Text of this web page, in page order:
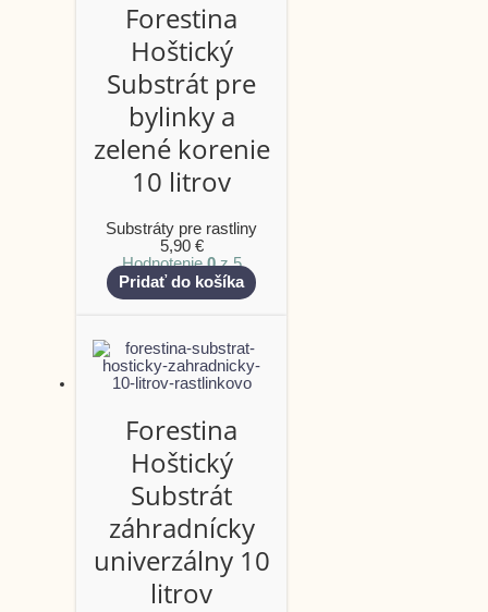
Forestina
Hoštický
Substrát pre
bylinky a
zelené korenie
10 litrov
Substráty pre rastliny
5,90 €
Hodnotenie0z 5
Pridať do košíka
Forestina
Hoštický
Substrát
záhradnícky
univerzálny 10
litrov